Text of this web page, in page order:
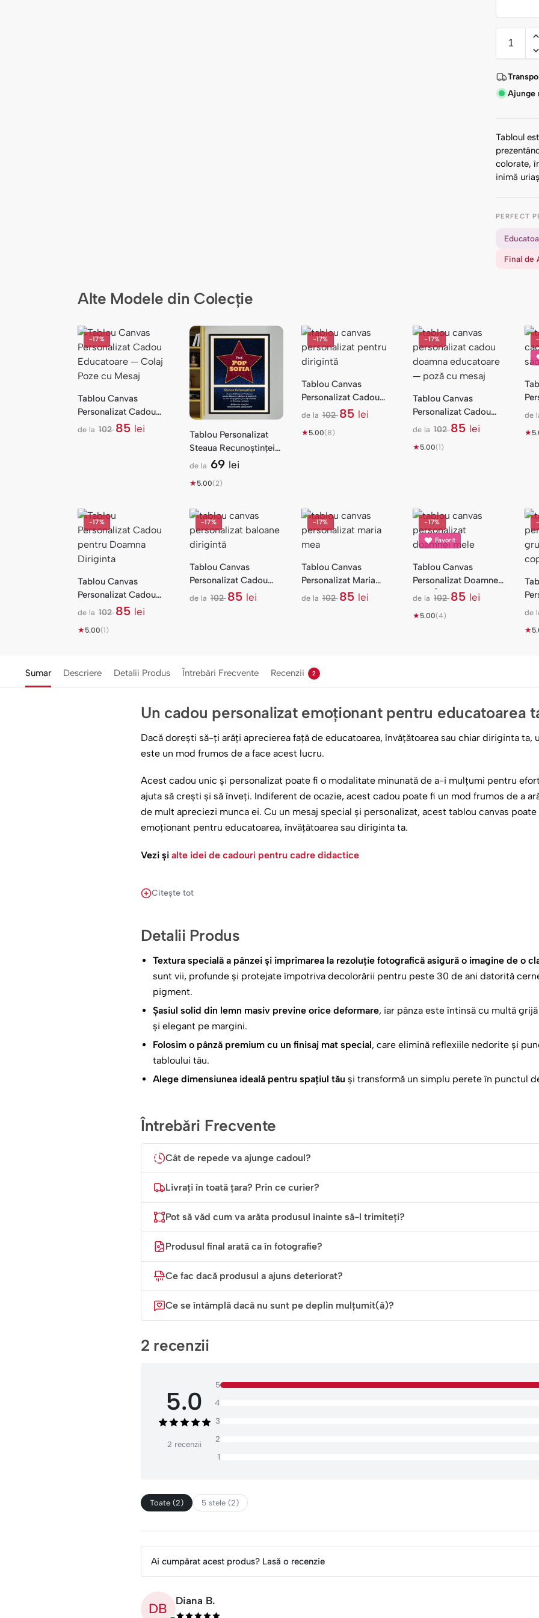
Ajunge
Tabloul
colorate,
inimă
PERFECT
Final de
Alte Modele din Colecție
-17%
Tablou Canvas
Personalizat Cadou
Educatoare — Colaj
de la 10285 lei
Tablou Personalizat
Steaua Recunoștinței
— Cadou Profesor cu
de la 69 lei
★5.00(2)
-17%
Tablou Canvas
Personalizat Cadou
Dirigintă Liceu — Colaj
de la 102 85 lei
★5.00(8)
-17%
Tablou Canvas
Personalizat Cadou
Doamna Educatoare —
de la 10285 lei
★5.00(1)
de
★
-17%
Tablou Canvas
Personalizat Cadou
Doamna Dirigintă —
de la 10285 lei
★5.00(1)
-17%
Tablou Canvas
Personalizat Cadou
Dirigintă — Baloane cu
de la 10285 lei
-17%
Tablou Canvas
Personalizat Maria
Mea — Cadou La Mulți
de la 102 85 lei
-17%
Favorit
Tablou Canvas
Personalizat Doamnei
Mele Învățătoare —
de la 10285 lei
★5.00(4) de
★
Sumar Descriere Detalii Produs Întrebări Frecvente Recenzii 2
Un cadou personalizat emoționant pentru educatoarea
Dacă dorești să-ți arăți aprecierea față de educatoarea, învățătoarea sau chiar diriginta ta,
este un mod frumos de a face acest lucru.
Acest cadou unic și personalizat poate fi o modalitate minunată de a-i mulțumi pentru
ajuta să crești și să înveți. Indiferent de ocazie, acest cadou poate fi un mod frumos de a
de mult apreciezi munca ei. Cu un mesaj special și personalizat, acest tablou canvas
emoționant pentru educatoarea, învățătoarea sau diriginta ta.
Vezi și alte idei de cadouri pentru cadre didactice
Un cadou potrivit pentru orice ocazie
apreciat.
Poate fi un cadou emoționant din partea întregii clase.
Poți să dăruiești dacă dorești și acest
Citește tot
Detalii Produs
Textura specială a pânzei și imprimarea la rezoluție fotografică asigură o imagine de o
sunt vii, profunde și protejate împotriva decolorării pentru peste 30 de ani datorită
pigment.
Șasiul solid din lemn masiv previne orice deformare, iar pânza este întinsă cu multă
și elegant pe margini.
Folosim o pânză premium cu un finisaj mat special, care elimină reflexiile nedorite și
tabloului tău.
Alege dimensiunea ideală pentru spațiul tău și transformă un simplu perete în punctul
Întrebări Frecvente
Cât de repede va ajunge cadoul?
Livrați în toată țara? Prin ce curier?
Pot să văd cum va arăta produsul înainte să-l trimiteți?
Produsul final arată ca în fotografie?
Ce fac dacă produsul a ajuns deteriorat?
Ce se întâmplă dacă nu sunt pe deplin mulțumit(ă)?
2 recenzii
5.0
2 recenzii
5
4
3
2
1
Toate (2) 5 stele (2)
Ai cumpărat acest produs? Lasă o recenzie
DB Diana B.